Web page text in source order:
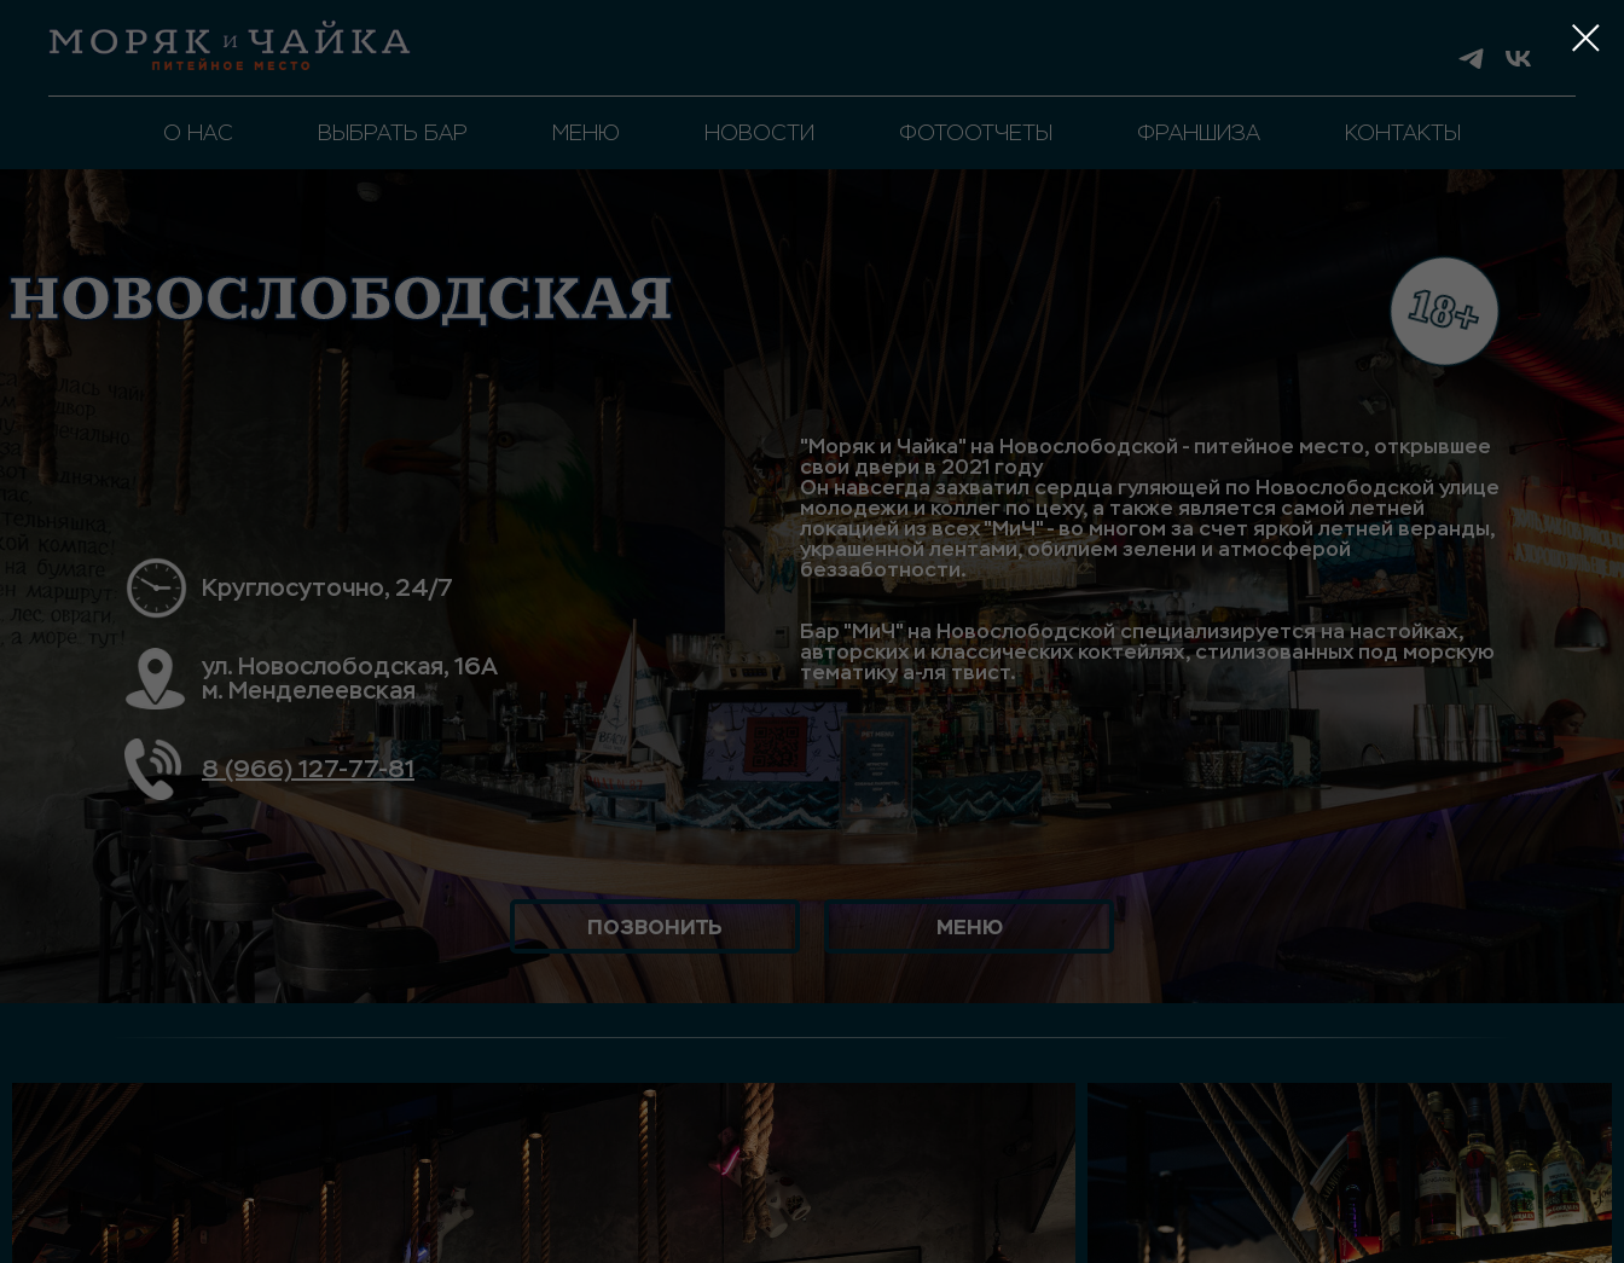
О НАС ВЫБРАТЬ БАР МЕНЮ НОВОСТИ ФОТООТЧЕТЫ ФРАНШИЗА КОНТАКТЫ
"Моряк и Чайка" на Новослободской - питейное место, открывшее
свои двери в 2021 году
Он навсегда захватил сердца гуляющей по Новослободской улице
молодежи и коллег по цеху, а также является самой летней
локацией из всех "МиЧ" - во многом за счет яркой летней веранды,
украшенной лентами, обилием зелени и атмосферой
беззаботности.
Бар "МиЧ" на Новослободской специализируется на настойках,
авторских и классических коктейлях, стилизованных под морскую
тематику а-ля твист.
ПОЗВОНИТЬ МЕНЮ
8 (966) 127-77-81
ул. Новослободская, 16А
м. Менделеевская
Круглосуточно, 24/7